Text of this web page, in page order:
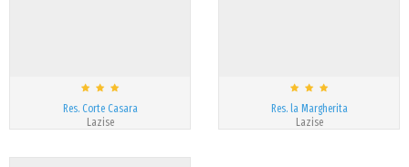
Res. Corte Casara
Lazise
Res. la Margherita
Lazise